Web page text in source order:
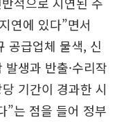
연에 있다”면서
공급업체 물색, 신
생과 반출·수리작
기간이 경과한 시
”는 점을 들어 정부